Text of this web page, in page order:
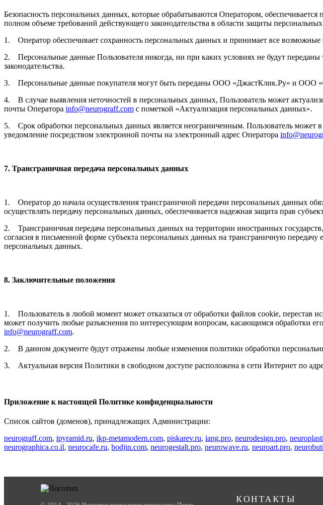
Безопасность персональных данных, которые обрабатываются Оператором,
полном объеме требований действующего законодательства в области защиты
1. Оператор обеспечивает сохранность персональных данных и принимает все
2. Персональные данные Пользователя никогда, ни при каких условиях не будут
законодательства.
3. Персональные данные покупателя могут быть переданы ООО «ДжастКлик.Ру» и ООО
4. В случае выявления неточностей в персональных данных, Пользователь может
почты Оператора info@neurograff.com с пометкой «Актуализация персональных данных».
5. Срок обработки персональных данных является неограниченным. Пользователь может
уведомление посредством электронной почты на электронный адрес Оператора
7. Трансграничная передача персональных данных
1. Оператор до начала осуществления трансграничной передачи персональных данных
осуществлять передачу персональных данных, обеспечивается надежная защита прав
2. Трансграничная передача персональных данных на территории иностранных
согласия в письменной форме субъекта персональных данных на трансграничную
персональных данных.
8. Заключительные положения
1. Пользователь в любой момент может отказаться от обработки файлов cookie, перестав
может получить любые разъяснения по интересующим вопросам, касающимся обработки
info@neurograff.com.
2. В данном документе будут отражены любые изменения политики обработки
3. Актуальная версия Политики в свободном доступе расположена в сети Интернет по
Приложение к настоящей Политике конфиденциальности
Список сайтов (доменов), принадлежащих Администрации:
neurograff.com, ipyramid.ru, ikp-metamodern.com, piskarev.ru, iang.pro, neurodesign.pro,
neurographica.co.il, neurocafe.ru, bodjin.com, neurogestalt.pro, neurowave.ru, neuroart.pro,
КОНТАКТЫ